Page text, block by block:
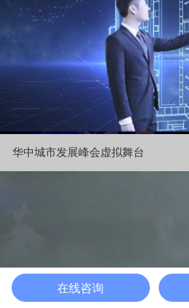
华中城市发展峰会虚拟舞台
在线咨询